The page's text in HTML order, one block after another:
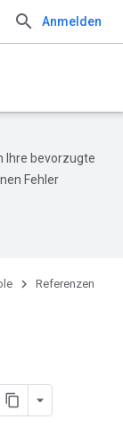
Anmelden
Ihre bevorzugte
Fehler
Referenzen